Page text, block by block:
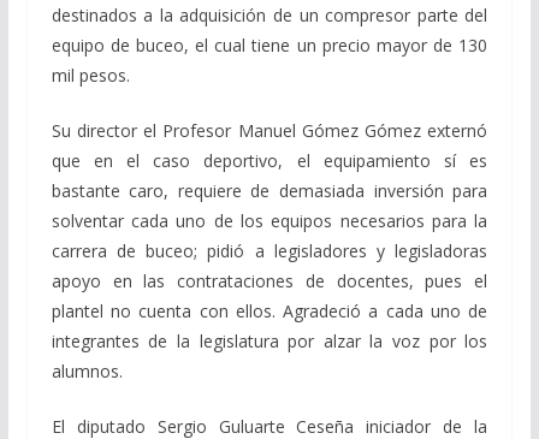
destinados a la adquisición de un compresor parte del
equipo de buceo, el cual tiene un precio mayor de 130
mil pesos.
Su director el Profesor Manuel Gómez Gómez externó
que en el caso deportivo, el equipamiento sí es
bastante caro, requiere de demasiada inversión para
solventar cada uno de los equipos necesarios para la
carrera de buceo; pidió a legisladores y legisladoras
apoyo en las contrataciones de docentes, pues el
plantel no cuenta con ellos. Agradeció a cada uno de
integrantes de la legislatura por alzar la voz por los
alumnos.
El diputado Sergio Guluarte Ceseña iniciador de la